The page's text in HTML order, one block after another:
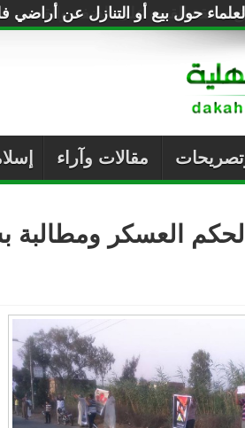
حول بيع أو التنازل عن أراضي
مقالات وآراء
العسكر ومطالبة